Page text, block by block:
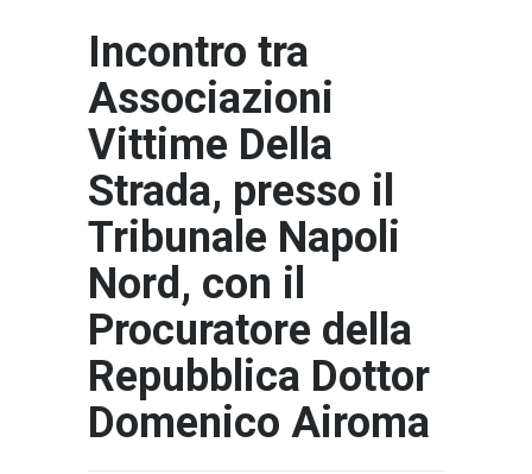
Incontro tra
Associazioni
Vittime Della
Strada, presso il
Tribunale Napoli
Nord, con il
Procuratore della
Repubblica Dottor
Domenico Airoma